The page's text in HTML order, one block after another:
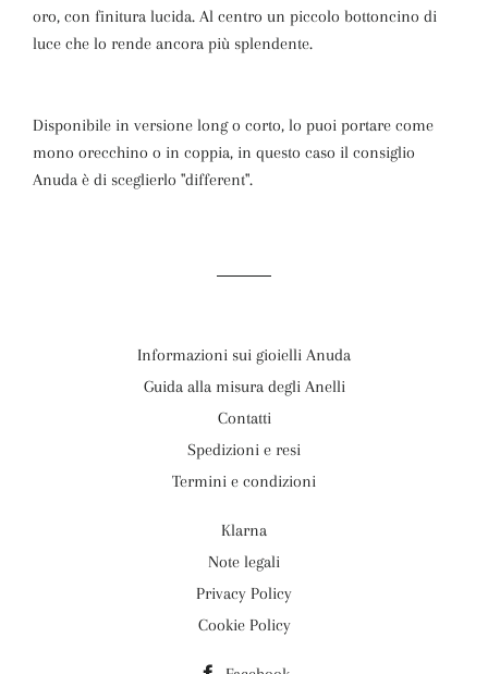
oro, con finitura lucida. Al centro un piccolo bottoncino di
luce che lo rende ancora più splendente.
Disponibile in versione long o corto, lo puoi portare come
mono orecchino o in coppia, in questo caso il consiglio
Anuda è di sceglierlo "different".
Informazioni sui gioielli Anuda
Guida alla misura degli Anelli
Contatti
Spedizioni e resi
Termini e condizioni
Klarna
Note legali
Privacy Policy
Cookie Policy